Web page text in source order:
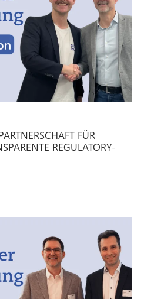
FÜR
REGULATORY-